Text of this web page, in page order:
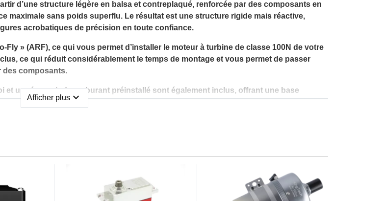
d’une structure légère en balsa et contreplaqué, renforcée par des composants en
maximale sans poids superflu. Le résultat est une structure rigide mais réactive,
acrobatiques de précision en toute confiance.
» (ARF), ce qui vous permet d’installer le moteur à turbine de classe 100N de votre
ce qui réduit considérablement le temps de montage et vous permet de passer
des composants.
un réservoir de carburant préinstallé sont également inclus, offrant une base
de lignes de panneaux, le Viper 100N est aussi impressionnant au sol qu'en vol.
Afficher plus expand_more